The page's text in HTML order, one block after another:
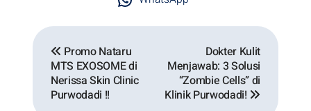
Promo Nataru
MTS EXOSOME di
Nerissa Skin Clinic
Purwodadi !!
Dokter Kulit
Menjawab: 3 Solusi
“Zombie Cells” di
Klinik Purwodadi!